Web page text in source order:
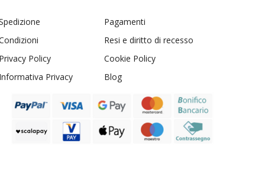
Pagamenti
Resi e diritto di recesso
Policy
Cookie Policy
Privacy
Blog